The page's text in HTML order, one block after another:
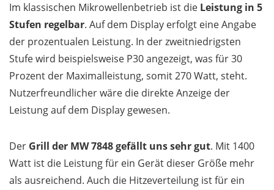
Im klassischen Mikrowellenbetrieb ist die Leistung in 5
Stufen regelbar. Auf dem Display erfolgt eine Angabe
der prozentualen Leistung. In der zweitniedrigsten
Stufe wird beispielsweise P30 angezeigt, was für 30
Prozent der Maximalleistung, somit 270 Watt, steht.
Nutzerfreundlicher wäre die direkte Anzeige der
Leistung auf dem Display gewesen.
Der Grill der MW 7848 gefällt uns sehr gut. Mit 1400
Watt ist die Leistung für ein Gerät dieser Größe mehr
als ausreichend. Auch die Hitzeverteilung ist für ein